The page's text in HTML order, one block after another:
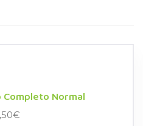
Completo Normal
€